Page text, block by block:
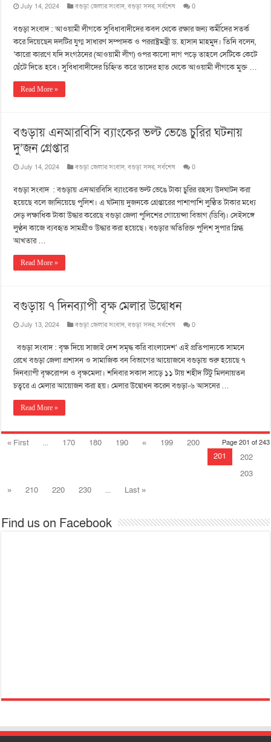
July 14, 2024 বগুড়া জেলার সংবাদ,বগুড়া সদর,সর্বশেষ 0
বগুড়া সংবাদ : আওয়ামী লীগকে সুবিধাবাদীদের কবল থেকে রক্ষার জন্য কর্মীদের সতর্ক
করে দিয়েছেন দলটির যুগ্ম সাধারণ সম্পাদক ও পররাষ্ট্রমন্ত্রী ড. হাসান মাহমুদ। তিনি বলেন,
‘কারো কারণে যদি সংগঠনের (আওয়ামী লীগ) ওপর কালো দাগ পড়ে তাহলে সেটিকে কেটে
ছেঁটে দিতে হবে। সুবিধাবাদীদের চিহ্নিত করে তাদের হাত থেকে আওয়ামী লীগকে মুক্ত …
Read More »
বগুড়ায় এনআরবিসি ব্যাংকের ভল্ট ভেঙে চুরির ঘটনায়
দু’জন গ্রেপ্তার
July 14, 2024 বগুড়া জেলার সংবাদ,বগুড়া সদর,সর্বশেষ 0
বগুড়া সংবাদ : বগুড়ায় এনআরবিসি ব্যাংকের ভল্ট ভেঙে টাকা চুরির রহস্য উদঘাটন করা
হয়েছে বলে জানিয়েছে পুলিশ। এ ঘটনায় দুজনকে গ্রেপ্তারের পাশাপাশি লুণ্ঠিত টাকার মধ্যে
দেড় লক্ষাধিক টাকা উদ্ধার করেছে বগুড়া জেলা পুলিশের গোয়েন্দা বিভাগ (ডিবি)। সেইসঙ্গে
লুণ্ঠন কাজে ব্যবহৃত সামগ্রীও উদ্ধার করা হয়েছে। বগুড়ার অতিরিক্ত পুলিশ সুপার স্নিগ্ধ
আখতার …
Read More »
বগুড়ায় ৭ দিনব্যাপী বৃক্ষ মেলার উদ্বোধন
July 13, 2024 বগুড়া জেলার সংবাদ,বগুড়া সদর,সর্বশেষ 0
বগুড়া সংবাদ : বৃক্ষ দিয়ে সাজাই দেশ সমৃদ্ধ করি বাংলাদেশ’ এই প্রতিপাদ্যকে সামনে
রেখে বগুড়া জেলা প্রশাসন ও সামাজিক বন বিভাগের আয়োজনে বগুড়ায় শুরু হয়েছে ৭
দিনব্যাপী বৃক্ষরোপন ও বৃক্ষমেলা। শনিবার সকাল সাড়ে ১১ টায় শহীদ টিটু মিলনায়তন
চত্বরে এ মেলার আয়োজন করা হয়। মেলার উদ্বোধন করেন বগুড়া-৬ আসনের …
Read More »
Page 201 of 243
« First ... 170 180 190 « 199
200
201
202
203
»
210 220 230 ... Last »
Find us on Facebook